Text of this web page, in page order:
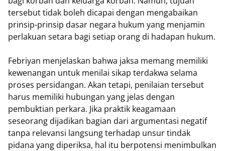
tersebut tidak boleh dicapai dengan mengabaikan
prinsip-prinsip dasar negara hukum yang menjamin
perlakuan setara bagi setiap orang di hadapan hukum.
Febriyan menjelaskan bahwa jaksa memang memiliki
kewenangan untuk menilai sikap terdakwa selama
proses persidangan. Akan tetapi, penilaian tersebut
harus memiliki hubungan yang jelas dengan
pembuktian perkara. Jika praktik keagamaan
seseorang dijadikan bagian dari argumentasi negatif
tanpa relevansi langsung terhadap unsur tindak
pidana yang diperiksa, hal itu berpotensi menimbulkan